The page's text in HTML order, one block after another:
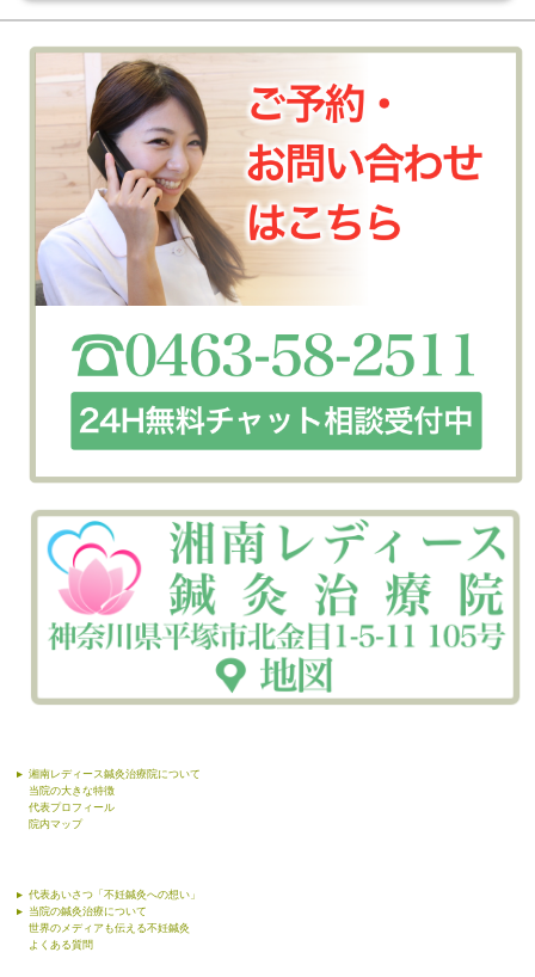
湘南レディース鍼灸治療院について
当院の大きな特徴
代表プロフィール
院内マップ
代表あいさつ「不妊鍼灸への想い」
当院の鍼灸治療について
世界のメディアも伝える不妊鍼灸
よくある質問